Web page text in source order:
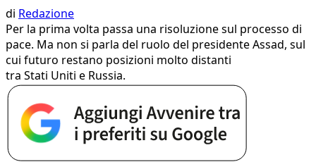
di Redazione
​Per la prima volta passa una risoluzione sul processo di
pace. Ma non si parla del ruolo del presidente Assad, sul
cui futuro restano posizioni molto distanti
tra Stati Uniti e Russia.